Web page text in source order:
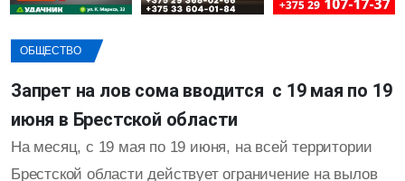
ОБЩЕСТВО
Запрет на лов сома вводится с 19 мая по 19
июня в Брестской области
На месяц, с 19 мая по 19 июня, на всей территории
Брестской области действует ограничение на вылов